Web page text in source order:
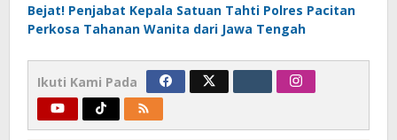
Bejat! Penjabat Kepala Satuan Tahti Polres Pacitan
Perkosa Tahanan Wanita dari Jawa Tengah
Ikuti Kami Pada